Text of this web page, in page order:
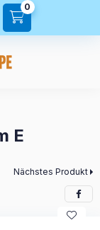
0
E
Nächstes Produkt